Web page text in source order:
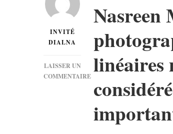
INVITÉ
DIALNA
LAISSER UN
COMMENTAIRE
[PORTRAIT]
MOHAMEDI,
Nasreen
linéaires